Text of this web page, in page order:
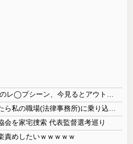
会を家宅捜索 代表監督選考巡り
責めしたいｗｗｗｗｗ